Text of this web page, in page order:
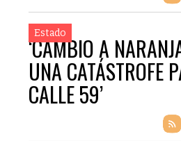
Estado
‘CAMBIO A
UNA CATÁSTROFE
CALLE 59’